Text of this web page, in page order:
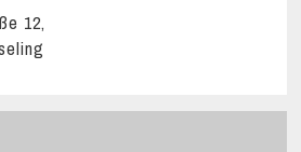
12,